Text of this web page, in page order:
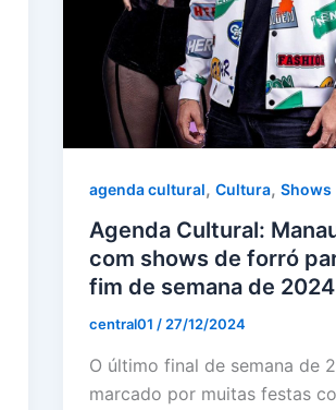
agenda cultural,Cultura,Shows
Agenda Cultural:
com shows de forró
fim de semana de 2024
central01/27/12/2024
O último final de semana de
marcado por muitas festas